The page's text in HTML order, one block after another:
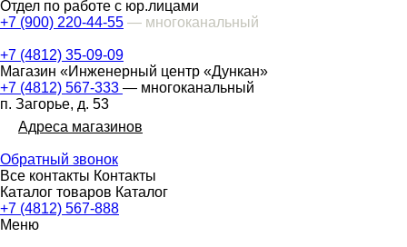
Отдел по работе с юр.лицами
+7 (900) 220-44-55 — многоканальный
+7 (4812) 35-09-09
Магазин «Инженерный центр «Дункан»
+7 (4812) 567-333 — многоканальный
п. Загорье, д. 53
Адреса магазинов
Обратный звонок
Все контакты Контакты
Каталог товаров Каталог
+7 (4812) 567-888
Меню